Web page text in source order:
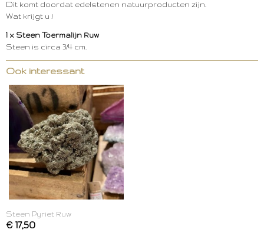
Dit komt doordat edelstenen natuurproducten zijn.
Wat krijgt u !
1 x Steen Toermalijn Ruw
Steen is circa 3/4 cm.
Ook interessant
Steen Pyriet Ruw
€ 17,50